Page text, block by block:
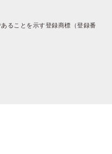
ることを示す登録商標（登録番